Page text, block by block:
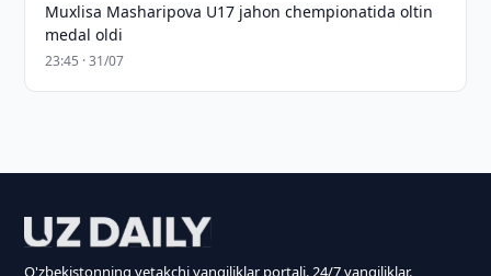
Muxlisa Masharipova U17 jahon chempionatida oltin
medal oldi
23:45 · 31/07
O'zbekistonning yetakchi yangiliklar portali. 24/7 yangiliklar.